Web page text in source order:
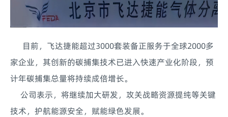
目前，飞达捷能超过3000套装备正服务于全球2000多
家企业，其创新的碳捕集技术已进入快速产业化阶段，预
计年碳捕集总量将持续成倍增长。
公司表示，将继续加大研发，攻关战略资源提纯等关键
技术，护航能源安全，赋能绿色发展。